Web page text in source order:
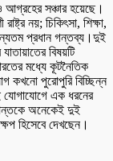
আগ্রহের সঞ্চার হয়েছে।
নয়; চিকিৎসা, শিক্ষা,
অন্যতম প্রধান গন্তব্য।দুই
বিষয়টি
মধ্যে কূটনৈতিক
কখনো পুরোপুরি বিচ্ছিন্ন
যোগাযোগে এক ধরনের
অনেকেই দুই
হিসেবে দেখছেন।